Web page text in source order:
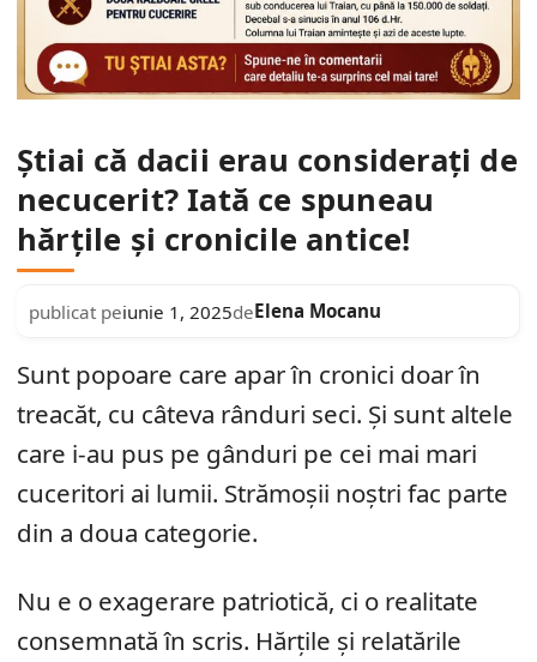
Știai că dacii erau considerați de
necucerit? Iată ce spuneau
hărțile și cronicile antice!
publicat peiunie 1, 2025deElena Mocanu
Sunt popoare care apar în cronici doar în
treacăt, cu câteva rânduri seci. Și sunt altele
care i-au pus pe gânduri pe cei mai mari
cuceritori ai lumii. Strămoșii noștri fac parte
din a doua categorie.
Nu e o exagerare patriotică, ci o realitate
consemnată în scris. Hărțile și relatările